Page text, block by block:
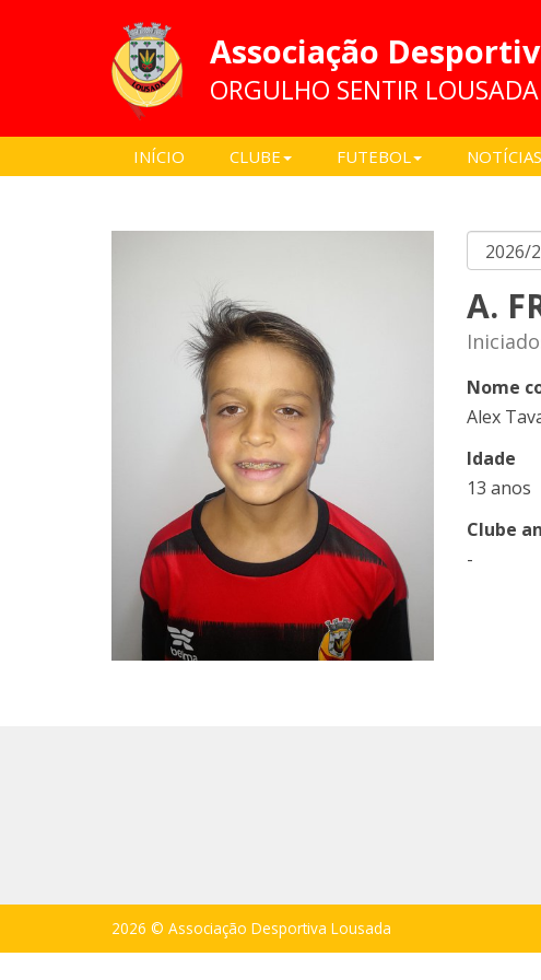
Associação
ORGULHO SENTIR LOUSADA
INÍCIO CLUBE FUTEBOL NOTÍCIAS
A.
Nome
Alex
Idade
13 anos
Clube
-
2026 © Associação Desportiva Lousada